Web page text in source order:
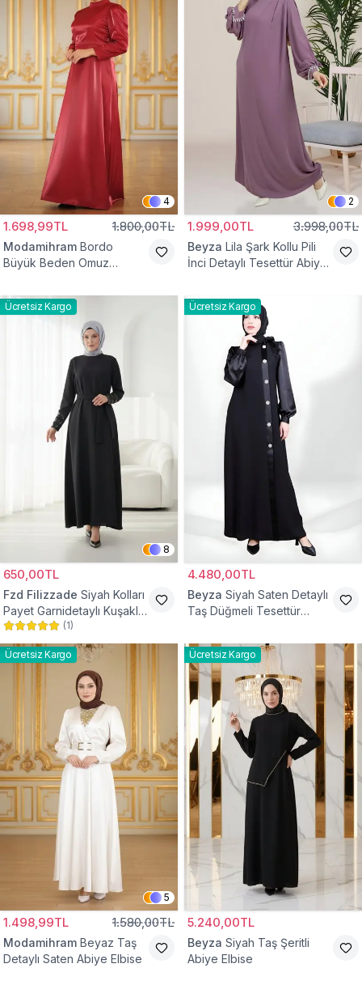
4
1.698,99TL 1.800,00TL
Modamihram Bordo
Büyük Beden Omuz
2
1.999,00TL 3.998,00TL
Beyza Lila Şark Kollu Pili
İnci Detaylı Tesettür Abiye
Ücretsiz Kargo
8
650,00TL
Fzd Filizzade Siyah Kolları
Payet Garnidetaylı Kuşaklı
Abiye Elbise
(1)
Ücretsiz Kargo
4.480,00TL
Beyza Siyah Saten Detaylı
Taş Düğmeli Tesettür
Ücretsiz Kargo
5
1.498,99TL 1.580,00TL
Modamihram Beyaz Taş
Detaylı Saten Abiye Elbise
Ücretsiz Kargo
5.240,00TL
Beyza Siyah Taş Şeritli
Abiye Elbise